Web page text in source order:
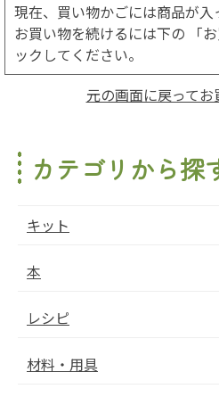
現在、買い物かごには商品が入
お買い物を続けるには下の 「
ックしてください。
元の画面に戻って
カテゴリから探
キット
本
レシピ
材料・用具